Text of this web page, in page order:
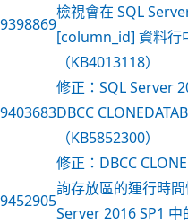
9398869
檢視會在 SQL
[column_id] 資料行
（KB4013118）
9403683
修正：SQL Server
DBCC
（KB5852300）
9452905
修正：DBCC
詢存放區的運行時
Server 2016 SP1 中